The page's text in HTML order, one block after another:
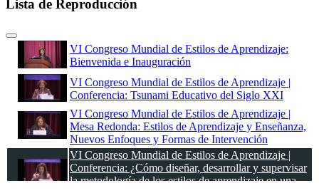
Lista de Reproducción
VI Congreso Mundial de Estilos de Aprendizaje:
Bienvenida e Inauguración
VI Congreso Mundial de Estilos de Aprendizaje |
Conferencia: Tsunami Educativo del Siglo XXI
VI Congreso Mundial de Estilos de Aprendizaje |
Mesa Redonda: Estilos de Aprendizaje y Enseñanza,
Nuevos Enfoques y Formas de Intervención
VI Congreso Mundial de Estilos de Aprendizaje |
Conferencia: ¿Cómo diseñar, desarrollar y supervisar
la metodología de los estilos de aprendizaje en una